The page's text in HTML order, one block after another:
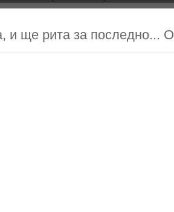
и ще рита за последно...